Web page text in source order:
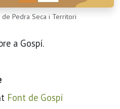
Pedra Seca i Territori
a Gospí.
Font de Gospí